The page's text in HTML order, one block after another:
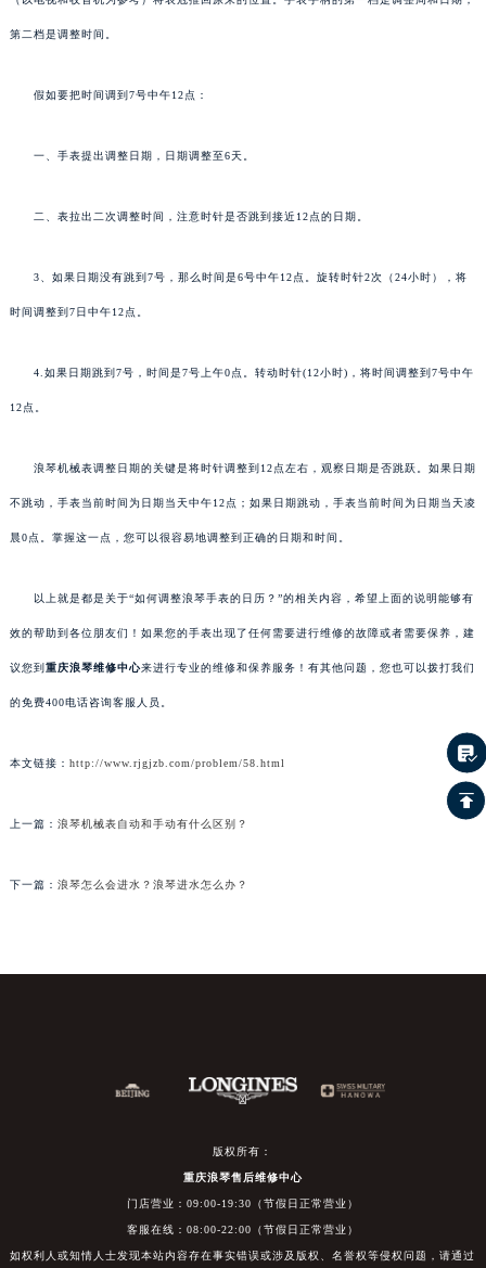
第二档是调整时间。
假如要把时间调到7号中午12点：
一、手表提出调整日期，日期调整至6天。
二、表拉出二次调整时间，注意时针是否跳到接近12点的日期。
3、如果日期没有跳到7号，那么时间是6号中午12点。旋转时针2次（24小时），将
时间调整到7日中午12点。
4.如果日期跳到7号，时间是7号上午0点。转动时针(12小时)，将时间调整到7号中午
12点。
浪琴机械表调整日期的关键是将时针调整到12点左右，观察日期是否跳跃。如果日期
不跳动，手表当前时间为日期当天中午12点；如果日期跳动，手表当前时间为日期当天凌
晨0点。掌握这一点，您可以很容易地调整到正确的日期和时间。
以上就是都是关于“如何调整浪琴手表的日历？”的相关内容，希望上面的说明能够有
效的帮助到各位朋友们！如果您的手表出现了任何需要进行维修的故障或者需要保养，建
议您到 重庆浪琴维修中心来进行专业的维修和保养服务！有其他问题，您也可以拨打我们
的免费400电话咨询客服人员。
本文链接： http://www.rjgjzb.com/problem/58.html
上一篇： 浪琴机械表自动和手动有什么区别？
下一篇： 浪琴怎么会进水？浪琴进水怎么办？
版权所有：
重庆浪琴售后维修中心
门店营业：09:00-19:30（节假日正常营业）
客服在线：08:00-22:00（节假日正常营业）
如权利人或知情人士发现本站内容存在事实错误或涉及版权、名誉权等侵权问题，请通过